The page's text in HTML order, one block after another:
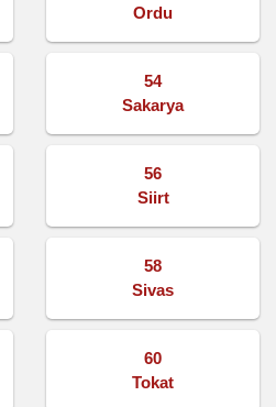
Ordu
54
Sakarya
56
Siirt
58
Sivas
60
Tokat